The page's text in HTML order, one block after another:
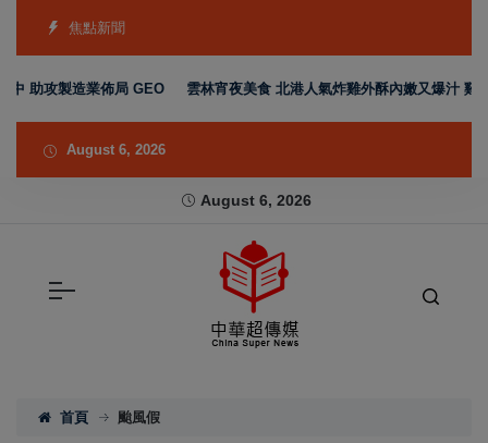
焦點新聞
助攻製造業佈局 GEO 雲林宵夜美食 北港人氣炸雞外酥內嫩又爆汁 雞排
August 6, 2026
August 6, 2026
首頁 颱風假